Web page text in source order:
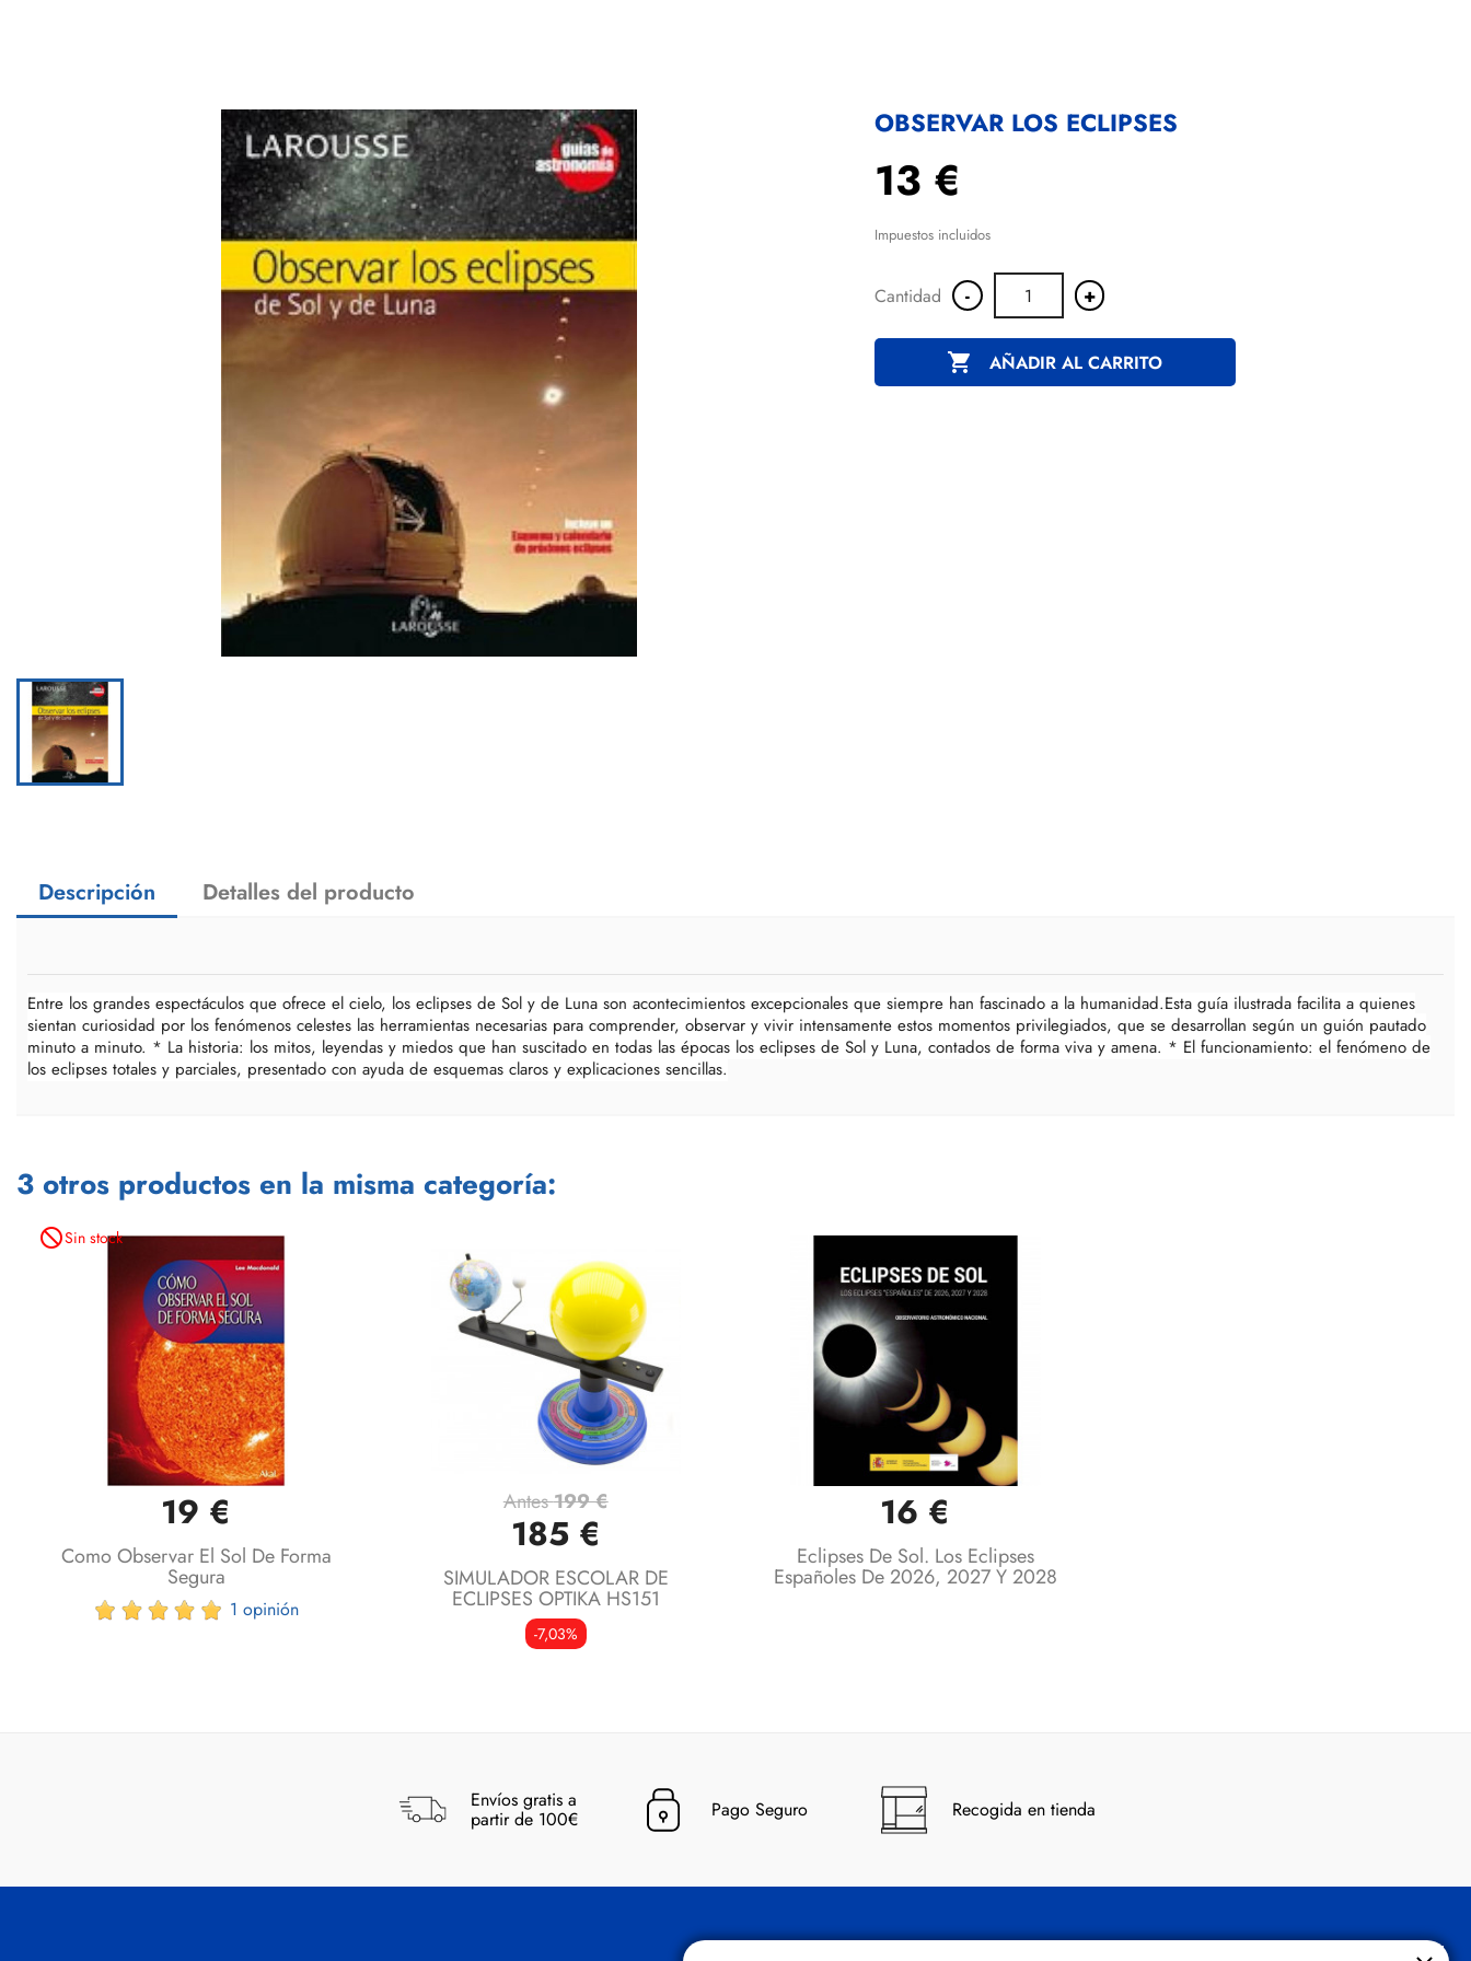
OBSERVAR LOS ECLIPSES
13 €
Impuestos incluidos
Cantidad - +
 AÑADIR AL CARRITO
Descripción Detalles del producto
Entre los grandes espectáculos que ofrece el cielo, los eclipses de Sol y de Luna son acontecimientos excepcionales que siempre han fascinado a la humanidad.Esta guía ilustrada facilita a quienes
sientan curiosidad por los fenómenos celestes las herramientas necesarias para comprender, observar y vivir intensamente estos momentos privilegiados, que se desarrollan según un guión pautado
minuto a minuto. * La historia: los mitos, leyendas y miedos que han suscitado en todas las épocas los eclipses de Sol y Luna, contados de forma viva y amena. * El funcionamiento: el fenómeno de
los eclipses totales y parciales, presentado con ayuda de esquemas claros y explicaciones sencillas.
3 otros productos en la misma categoría:
not_interestedSin stock
Vista rápida
19 €
Como Observar El Sol De Forma
Segura
1 opinión
Vista rápida
Antes199 €
185 €
SIMULADOR ESCOLAR DE
ECLIPSES OPTIKA HS151
-7,03%
Vista rápida
16 €
Eclipses De Sol. Los Eclipses
Españoles De 2026, 2027 Y 2028
Envíos gratis a
partir de 100€ Pago Seguro Recogida en tienda